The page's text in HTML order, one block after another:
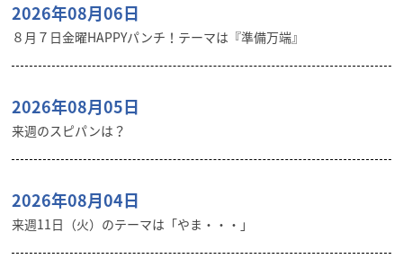
2026年08月06日
８月７日金曜HAPPYパンチ！テーマは『準備万端』
2026年08月05日
来週のスピパンは？
2026年08月04日
来週11日（火）のテーマは「やま・・・」